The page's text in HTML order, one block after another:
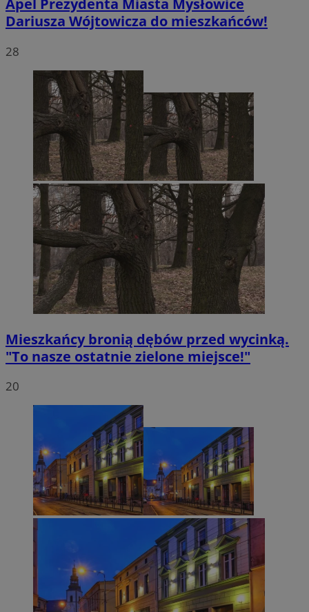
Apel Prezydenta Miasta Mysłowice
Dariusza Wójtowicza do mieszkańców!
28
Mieszkańcy bronią dębów przed wycinką.
"To nasze ostatnie zielone miejsce!"
20